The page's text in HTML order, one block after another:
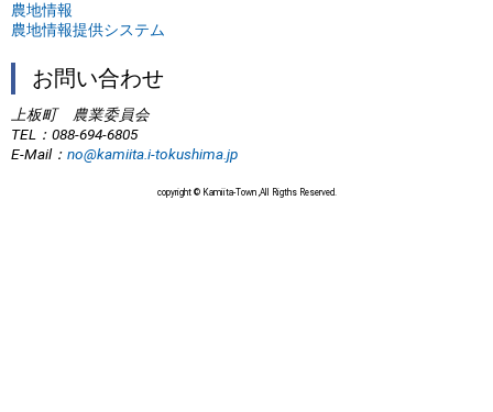
農地情報
農地情報提供システム
お問い合わせ
上板町 農業委員会
TEL ：088-694-6805
E-Mail： no@kamiita.i-tokushima.jp
copyright © Kamiita-Town ,All Rigths Reserved.